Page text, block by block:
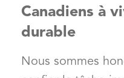
Canadiens à
durable
Nous sommes